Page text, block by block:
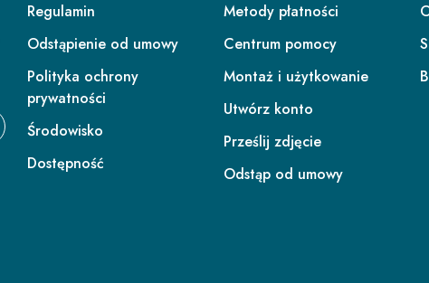
Regulamin
Odstąpienie od umowy
Polityka ochrony
prywatności
Środowisko
Dostępność
Metody płatności
Centrum pomocy
Montaż i użytkowanie
Utwórz konto
Prześlij zdjęcie
Odstąp od umowy